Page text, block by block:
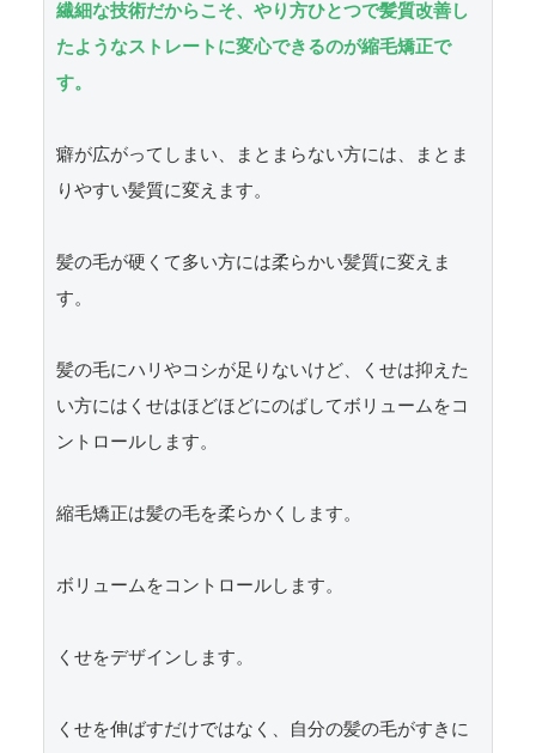
繊細な技術だからこそ、やり方ひとつで髪質改善し
たようなストレートに変心できるのが縮毛矯正で
す。
癖が広がってしまい、まとまらない方には、まとま
りやすい髪質に変えます。
髪の毛が硬くて多い方には柔らかい髪質に変えま
す。
髪の毛にハリやコシが足りないけど、くせは抑えた
い方にはくせはほどほどにのばしてボリュームをコ
ントロールします。
縮毛矯正は髪の毛を柔らかくします。
ボリュームをコントロールします。
くせをデザインします。
くせを伸ばすだけではなく、自分の髪の毛がすきに